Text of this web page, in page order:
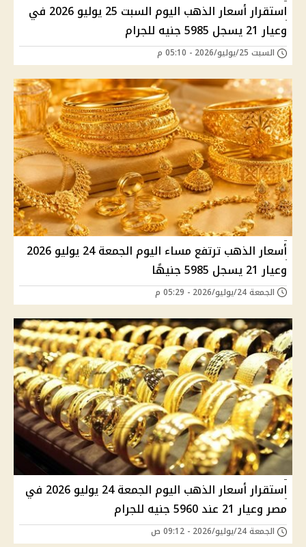
استقرار أسعار الذهب اليوم السبت 25 يوليو 2026 في
وعيار 21 يسجل 5985 جنيه للجرام
السبت 25/يوليو/2026 - 05:10 م
أسعار الذهب ترتفع مساء اليوم الجمعة 24 يوليو 2026
وعيار 21 يسجل 5985 جنيهًا
الجمعة 24/يوليو/2026 - 05:29 م
استقرار أسعار الذهب اليوم الجمعة 24 يوليو 2026 في
مصر وعيار 21 عند 5960 جنيه للجرام
الجمعة 24/يوليو/2026 - 09:12 ص